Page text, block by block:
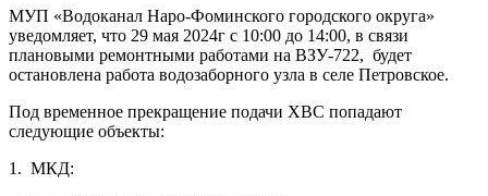
МУП «Водоканал Наро-Фоминского городского округа»
уведомляет, что 29 мая 2024г с 10:00 до 14:00, в связи
плановыми ремонтными работами на ВЗУ-722, будет
остановлена работа водозаборного узла в селе Петровское.
Под временное прекращение подачи ХВС попадают
следующие объекты:
1. МКД: